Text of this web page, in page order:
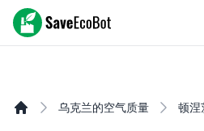
SaveEcoBot
乌克兰的空气质量 顿涅